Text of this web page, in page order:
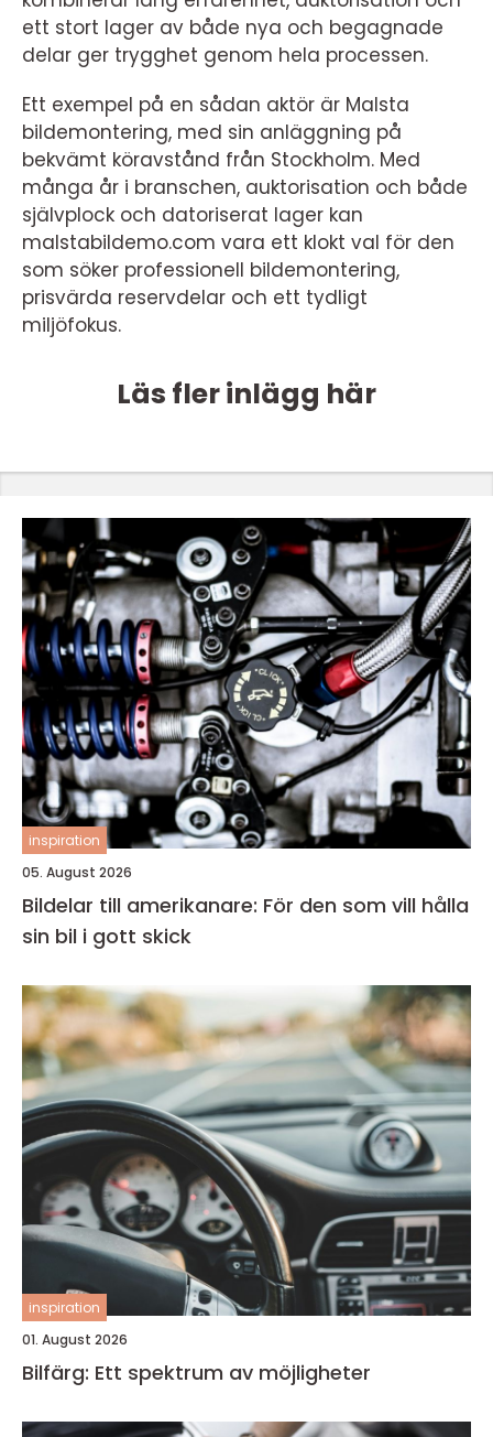
ett stort lager av både nya och begagnade
delar ger trygghet genom hela processen.
Ett exempel på en sådan aktör är Malsta
bildemontering, med sin anläggning på
bekvämt köravstånd från Stockholm. Med
många år i branschen, auktorisation och både
självplock och datoriserat lager kan
malstabildemo.com vara ett klokt val för den
som söker professionell bildemontering,
prisvärda reservdelar och ett tydligt
miljöfokus.
Läs fler inlägg här
inspiration
05. August 2026
Bildelar till amerikanare: För den som vill hålla
sin bil i gott skick
inspiration
01. August 2026
Bilfärg: Ett spektrum av möjligheter